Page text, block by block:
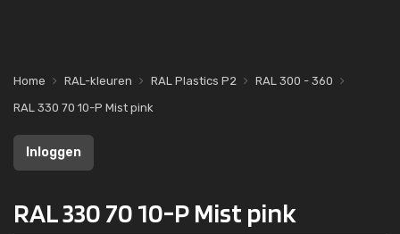
Home RAL-kleuren RAL Plastics P2
RAL 300 - 360
RAL 330 70 10-P Mist pink
Inloggen
RAL 330 70 10-P Mist pink